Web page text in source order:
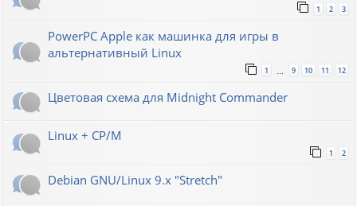
1 2 3
PowerPC Apple как машинка для игры в
альтернативный Linux
1 9 10 11 12
Цветовая схема для Midnight Commander
Linux + CP/M
1 2
Debian GNU/Linux 9.x "Stretch"